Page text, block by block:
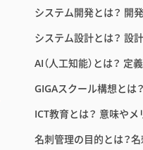
システム開発とは？ 開
システム設計とは？ 設
AI（人工知能）とは？ 定
GIGAスクール構想とは
ICT教育とは？ 意味や
名刺管理の目的とは？名